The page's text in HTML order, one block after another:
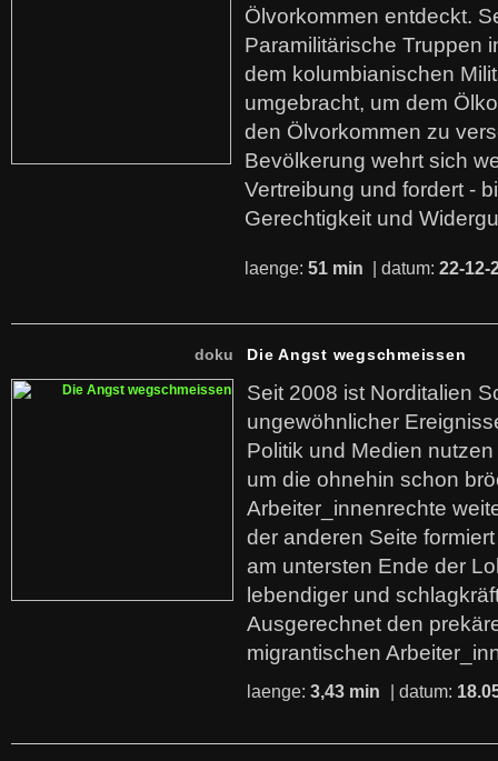
Ölvorkommen entdeckt.
Paramilitärische Truppen
dem kolumbianischen
umgebracht, um dem
den Ölvorkommen zu
Bevölkerung wehrt sich
Vertreibung und fordert -
Gerechtigkeit und
laenge: 51 min | datum: 22-12-
doku Die Angst wegschmeissen
Seit 2008 ist Norditalien
ungewöhnlicher
Politik und Medien
um die ohnehin schon
Arbeiter_innenrechte
der anderen Seite
am untersten Ende der
lebendiger und
Ausgerechnet den
migrantischen
laenge: 3,43 min | datum: